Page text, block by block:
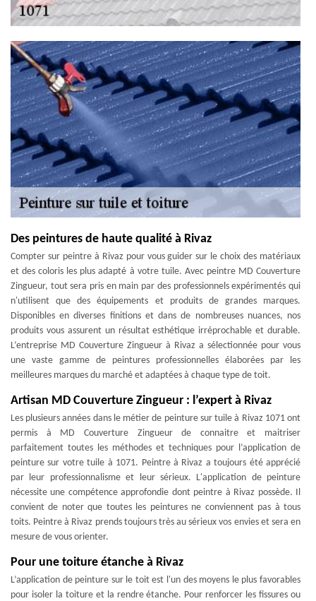
Des peintures de haute qualité à Rivaz
Compter sur peintre à Rivaz pour vous guider sur le choix des matériaux
et des coloris les plus adapté à votre tuile. Avec peintre MD Couverture
Zingueur, tout sera pris en main par des professionnels expérimentés qui
n'utilisent que des équipements et produits de grandes marques.
Disponibles en diverses finitions et dans de nombreuses nuances, nos
produits vous assurent un résultat esthétique irréprochable et durable.
L’entreprise MD Couverture Zingueur à Rivaz a sélectionnée pour vous
une vaste gamme de peintures professionnelles élaborées par les
meilleures marques du marché et adaptées à chaque type de toit.
Artisan MD Couverture Zingueur : l’expert à Rivaz
Les plusieurs années dans le métier de peinture sur tuile à Rivaz 1071 ont
permis à MD Couverture Zingueur de connaitre et maitriser
parfaitement toutes les méthodes et techniques pour l’application de
peinture sur votre tuile à 1071. Peintre à Rivaz a toujours été apprécié
par leur professionnalisme et leur sérieux. L'application de peinture
nécessite une compétence approfondie dont peintre à Rivaz possède. Il
convient de noter que toutes les peintures ne conviennent pas à tous
toits. Peintre à Rivaz prends toujours très au sérieux vos envies et sera en
mesure de vous orienter.
Pour une toiture étanche à Rivaz
L’application de peinture sur le toit est l'un des moyens le plus favorables
pour isoler la toiture et la rendre étanche. Pour renforcer les fissures ou